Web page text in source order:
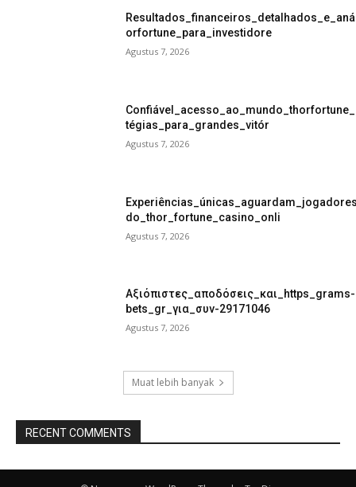
orfortune_para_investidore
Agustus 7, 2026
tégias_para_grandes_vitór
Agustus 7, 2026
do_thor_fortune_casino_onli
Agustus 7, 2026
Αξιόπιστες_αποδόσεις_και_https_grams-
bets_gr_για_συν-29171046
Agustus 7, 2026
Muat lebih banyak
RECENT COMMENTS